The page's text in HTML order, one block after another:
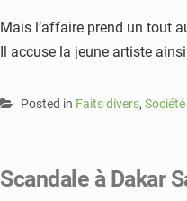
Mais l’affaire prend un tout
Il accuse la jeune artiste
Posted in Faits divers, Société
Scandale à Dakar